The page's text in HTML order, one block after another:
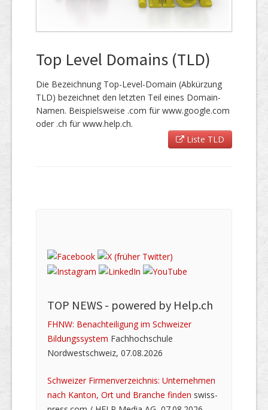
Top Level Domains (TLD)
Die Bezeichnung Top-Level-Domain (Abkürzung
TLD) bezeichnet den letzten Teil eines Domain-
Namen. Beispielsweise .com für www.google.com
oder .ch für www.help.ch.
Liste TLD
TOP NEWS - powered by Help.ch
FHNW: Benachteiligung im Schweizer
Bildungssystem Fachhochschule
Nordwestschweiz, 07.08.2026
Schweizer Firmenverzeichnis: Unternehmen
nach Kanton, Ort und Branche finden swiss-